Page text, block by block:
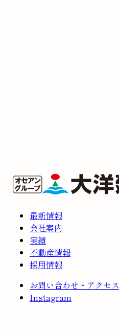
最新情報
会社案内
実績
不動産情報
採用情報
お問い合わせ・アクセス
Instagram